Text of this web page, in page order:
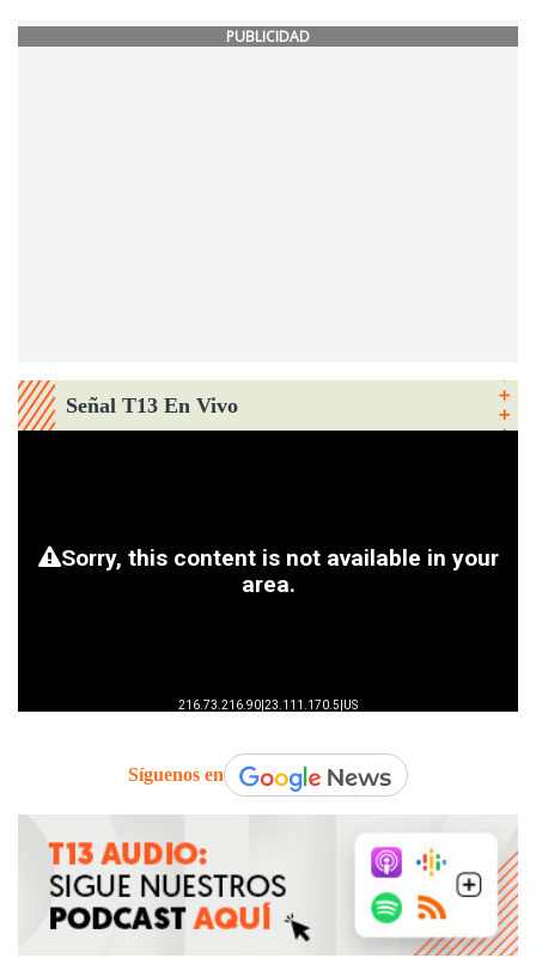
PUBLICIDAD
Señal T13 En Vivo
Síguenos en